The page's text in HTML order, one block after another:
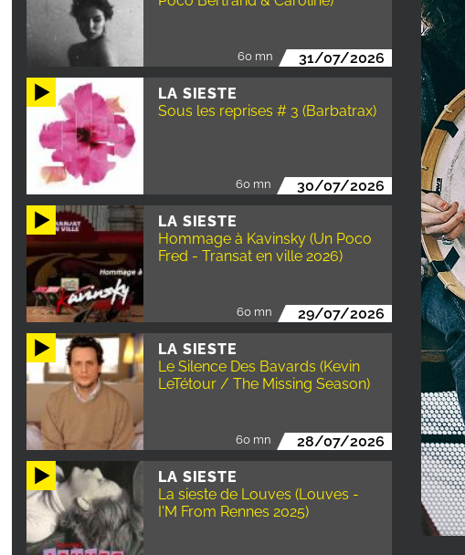
60 mn 31/07/2026
LA SIESTE
Sous les reprises # 3 (Barbatrax)
60 mn 30/07/2026
LA SIESTE
Hommage à Kavinsky (Un Poco
Fred - Transat en ville 2026)
60 mn 29/07/2026
LA SIESTE
Le Silence Des Bavards (Kevin
LeTétour / The Missing Season)
60 mn 28/07/2026
LA SIESTE
La sieste de Louves (Louves -
I'M From Rennes 2025)